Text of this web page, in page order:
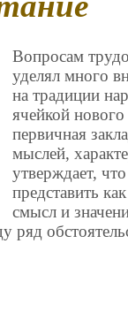
Вопросам
уделял много
на традиции
ячейкой
первичная
мыслей,
утверждает,
представить
смысл и
ряд